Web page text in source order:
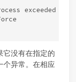
exceeded
它没有在指定的
个异常。在相应